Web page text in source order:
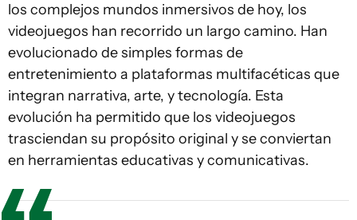
los complejos mundos inmersivos de hoy, los
videojuegos han recorrido un largo camino. Han
evolucionado de simples formas de
entretenimiento a plataformas multifacéticas que
integran narrativa, arte, y tecnología. Esta
evolución ha permitido que los videojuegos
trasciendan su propósito original y se conviertan
en herramientas educativas y comunicativas.